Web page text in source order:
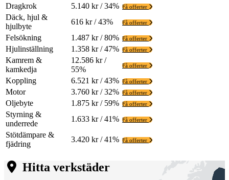
Dragkrok 5.140 kr / 34% Få offerter
Däck, hjul &
hjulbyte
616 kr / 43% Få offerter
Felsökning 1.487 kr / 80% Få offerter
Hjulinställning 1.358 kr / 47% Få offerter
Kamrem &
kamkedja
12.586 kr /
55%
Få offerter
Koppling 6.521 kr / 43% Få offerter
Motor 3.760 kr / 32% Få offerter
Oljebyte 1.875 kr / 59% Få offerter
Styrning &
underrede
1.633 kr / 41% Få offerter
Stötdämpare &
fjädring
3.420 kr / 41% Få offerter
Hitta verkstäder